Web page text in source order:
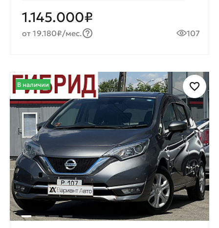
1.145.000₽
от 19.180₽/мес. 107
В наличии